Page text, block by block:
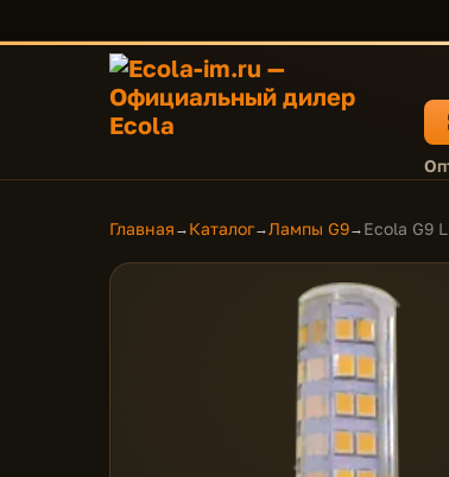
Главная → Каталог→Лампы G9→ Ecola G9